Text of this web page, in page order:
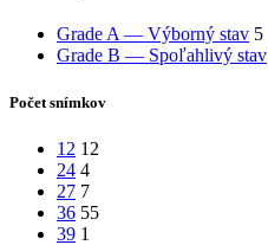
Grade A — Výborný stav 5
Grade B — Spoľahlivý stav
Počet snímkov
12 12
24 4
27 7
36 55
39 1